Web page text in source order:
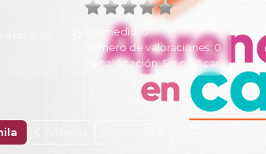
Promedio:0
Número de valoraciones: 0
Tu calificación:Sin calificar